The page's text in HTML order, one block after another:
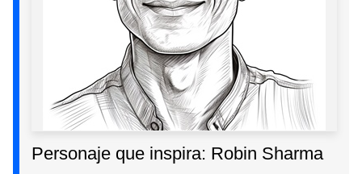
Personaje que inspira: Robin Sharma